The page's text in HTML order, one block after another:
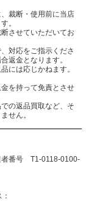
裁断・使用前に当店
。
させていただいてお
対応をご指示くださ
返金となります。
には応じかねます。
を持って免責とさせ
の返品買取など、そ
せん。
者番号 T1-0118-0100-